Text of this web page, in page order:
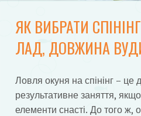
ЯК ВИБРАТИ
ЛАД, ДОВЖИНА
Ловля окуня на спінінг – це
результативне заняття,
елементи снасті. До того ж,